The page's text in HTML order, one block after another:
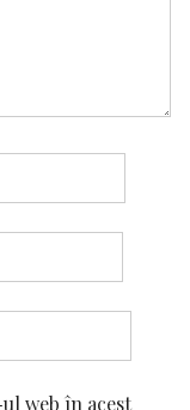
web în acest